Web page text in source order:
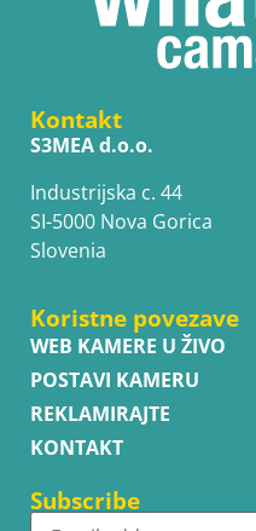
Kontakt
S3MEA d.o.o.
Industrijska c. 44
SI-5000 Nova Gorica
Slovenia
Koristne povezave
WEB KAMERE U ŽIVO
POSTAVI KAMERU
REKLAMIRAJTE
KONTAKT
Subscribe